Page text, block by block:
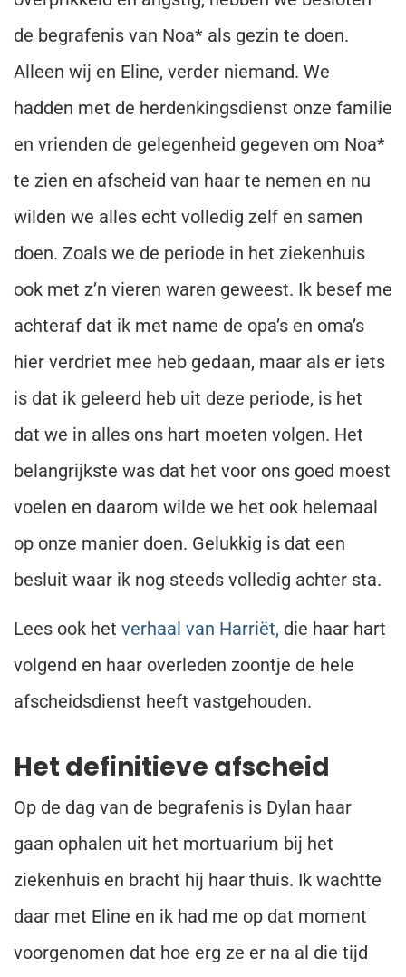
de begrafenis van Noa* als gezin te doen.
Alleen wij en Eline, verder niemand. We
hadden met de herdenkingsdienst onze familie
en vrienden de gelegenheid gegeven om Noa*
te zien en afscheid van haar te nemen en nu
wilden we alles echt volledig zelf en samen
doen. Zoals we de periode in het ziekenhuis
ook met z’n vieren waren geweest. Ik besef me
achteraf dat ik met name de opa’s en oma’s
hier verdriet mee heb gedaan, maar als er iets
is dat ik geleerd heb uit deze periode, is het
dat we in alles ons hart moeten volgen. Het
belangrijkste was dat het voor ons goed moest
voelen en daarom wilde we het ook helemaal
op onze manier doen. Gelukkig is dat een
besluit waar ik nog steeds volledig achter sta.
Lees ook het verhaal van Harriët, die haar hart
volgend en haar overleden zoontje de hele
afscheidsdienst heeft vastgehouden.
Het definitieve afscheid
Op de dag van de begrafenis is Dylan haar
gaan ophalen uit het mortuarium bij het
ziekenhuis en bracht hij haar thuis. Ik wachtte
daar met Eline en ik had me op dat moment
voorgenomen dat hoe erg ze er na al die tijd